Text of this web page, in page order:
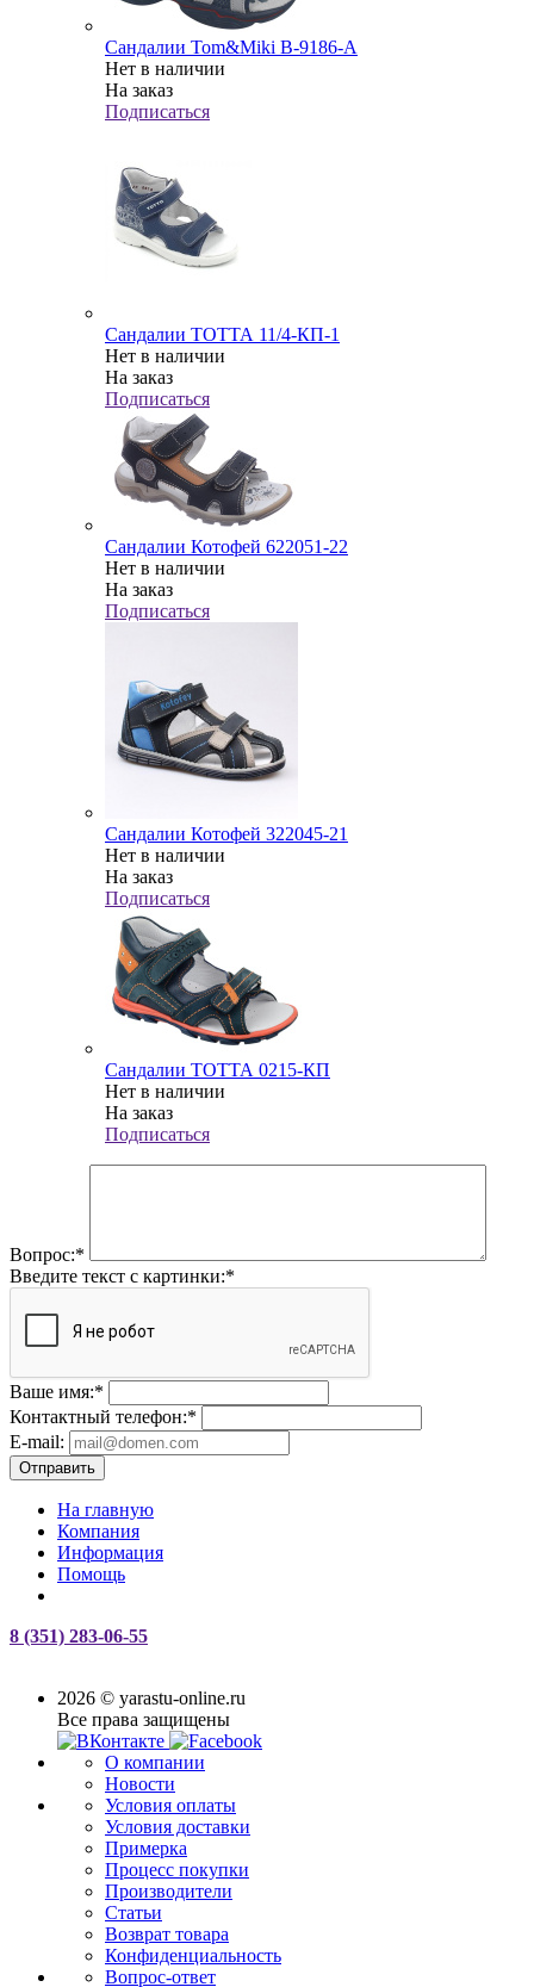
Сандалии Tom&Miki В-9186-A
Нет в наличии
На заказ
Подписаться
Сандалии ТОТТА 11/4-КП-1
Нет в наличии
На заказ
Подписаться
Сандалии Котофей 622051-22
Нет в наличии
На заказ
Подписаться
Сандалии Котофей 322045-21
Нет в наличии
На заказ
Подписаться
Сандалии ТОТТА 0215-КП
Нет в наличии
На заказ
Подписаться
Вопрос:*
Введите текст с картинки:*
Ваше имя:*
Контактный телефон:*
E-mail:
Отправить
На главную
Компания
Информация
Помощь
8 (351) 283-06-55
2026 © yarastu-online.ru
Все права защищены
О компании
Новости
Условия оплаты
Условия доставки
Примерка
Процесс покупки
Производители
Статьи
Возврат товара
Конфиденциальность
Вопрос-ответ